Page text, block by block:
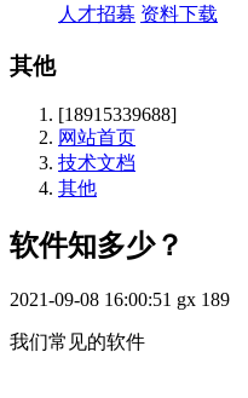
人才招募 资料下载
其他
[18915339688]
网站首页
技术文档
其他
软件知多少？
2021-09-08 16:00:51 gx 189
我们常见的软件